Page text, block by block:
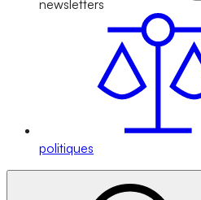
newsletters
politiques